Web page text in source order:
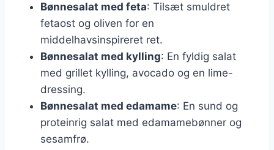
Bønnesalat med feta: Tilsæt smuldret
fetaost og oliven for en
middelhavsinspireret ret.
Bønnesalat med kylling: En fyldig salat
med grillet kylling, avocado og en lime-
dressing.
Bønnesalat med edamame: En sund og
proteinrig salat med edamamebønner og
sesamfrø.